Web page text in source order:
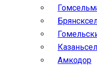
Амкодор